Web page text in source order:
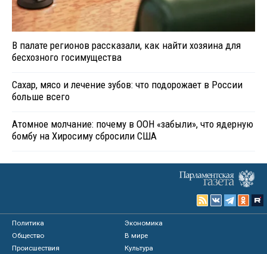
В палате регионов рассказали, как найти хозяина для
бесхозного госимущества
Сахар, мясо и лечение зубов: что подорожает в России
больше всего
Атомное молчание: почему в ООН «забыли», что ядерную
бомбу на Хиросиму сбросили США
Политика
Экономика
Общество
В мире
Происшествия
Культура